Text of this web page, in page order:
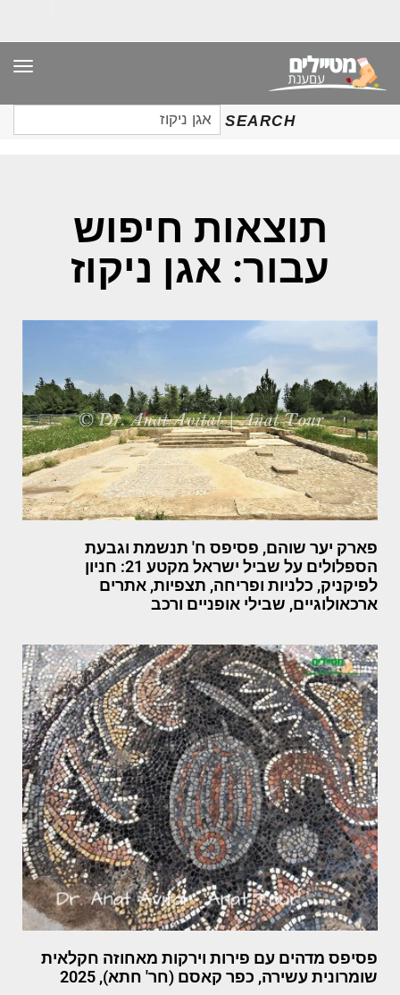
SEARCH
חיפוש
עבור:
תוצאות חיפוש
עבור: אגן ניקוז
פארק יער שוהם, פסיפס ח' תנשמת וגבעת
הספלולים על שביל ישראל מקטע 21: חניון
לפיקניק, כלניות ופריחה, תצפיות, אתרים
ארכאולוגיים, שבילי אופניים ורכב
פסיפס מדהים עם פירות וירקות מאחוזה חקלאית
שומרונית עשירה, כפר קאסם (חר' חתא), 2025